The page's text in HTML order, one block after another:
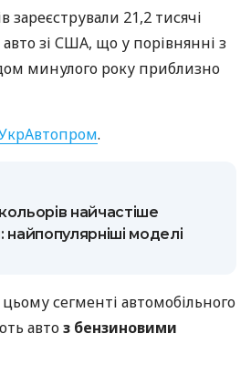
зареєстрували 21,2 тисячі
зі США, що у порівнянні з
минулого року приблизно
.
найчастіше
найпопулярніші моделі
сегменті автомобільного
автоз бензиновими